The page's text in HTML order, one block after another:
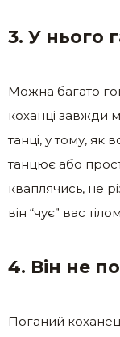
3. У нього
Можна багато
коханці завжди
танці, у тому, як
танцює або
кваплячись, не
він “чує” вас
4. Він не
Поганий